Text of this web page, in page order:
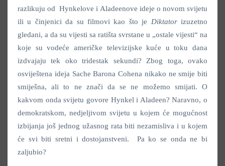
razlikuju od Hynkelove i Aladeenove ideje o novom svijetu
ili u činjenici da su filmovi kao što je Diktatorizuzetno
gledani, a da su vijesti sa ratišta svrstane u „ostale vijesti“ na
koje su vodeće američke televizijske kuće u toku dana
izdvajaju tek oko tridestak sekundi? Zbog toga, ovako
osviještena ideja Sache Barona Cohena nikako ne smije biti
smiješna, ali to ne znači da se ne možemo smijati. O
kakvom onda svijetu govore Hynkel i Aladeen? Naravno, o
demokratskom, nedjeljivom svijetu u kojem će mogućnost
izbijanja još jednog užasnog rata biti nezamisliva i u kojem
će svi biti sretni i dostojanstveni. Pa ko se onda ne bi
zaljubio?